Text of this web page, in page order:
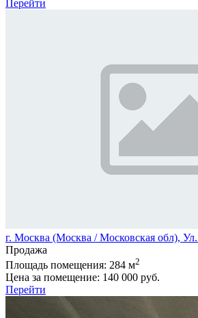
Перейти
г. Москва (Москва / Московская обл), Ул.
Продажа
Площадь помещения: 284 м2
Цена за помещение: 140 000 руб.
Перейти